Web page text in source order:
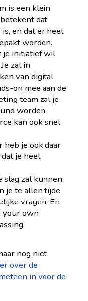
is een klein
dat
en dat er heel
worden.
je initiatief wil
zal in
van digital
on mee aan de
team zal je
worden.
kan ook snel
je ook daar
je heel
slag zal kunnen.
je te allen tijde
vragen. En
your own
nog niet
over de
in voor de